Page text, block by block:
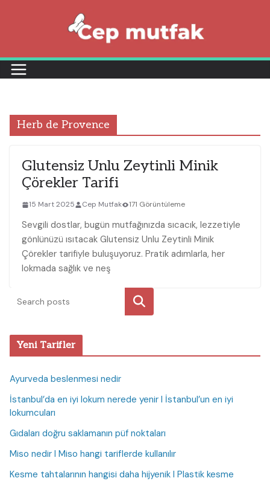
Herb de Provence
Glutensiz Unlu Zeytinli Minik
Çörekler Tarifi
15 Mart 2025 Cep Mutfak 171 Görüntüleme
Sevgili dostlar, bugün mutfağınızda sıcacık, lezzetiyle
gönlünüzü ısıtacak Glutensiz Unlu Zeytinli Minik
Çörekler tarifiyle buluşuyoruz. Pratik adımlarla, her
lokmada sağlık ve neş
Ara
Yeni Tarifler
Ayurveda beslenmesi nedir
İstanbul’da en iyi lokum nerede yenir I İstanbul’un en iyi
lokumcuları
Gıdaları doğru saklamanın püf noktaları
Miso nedir I Miso hangi tariflerde kullanılır
Kesme tahtalarının hangisi daha hijyenik I Plastik kesme